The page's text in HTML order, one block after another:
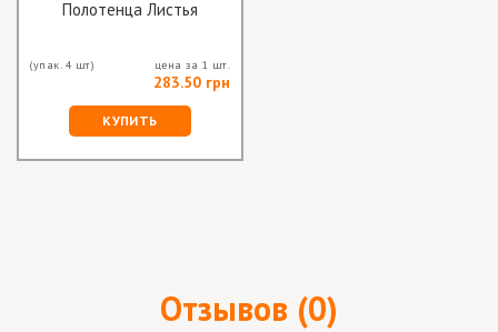
Полотенца Листья
(упак. 4 шт) цена за 1 шт.
283.50 грн
КУПИТЬ
Отзывов (0)